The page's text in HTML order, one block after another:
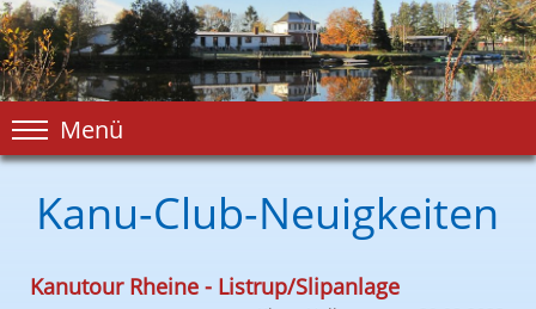
Menü
Kanu-Club-Neuigkeiten
Kanutour Rheine - Listrup/Slipanlage